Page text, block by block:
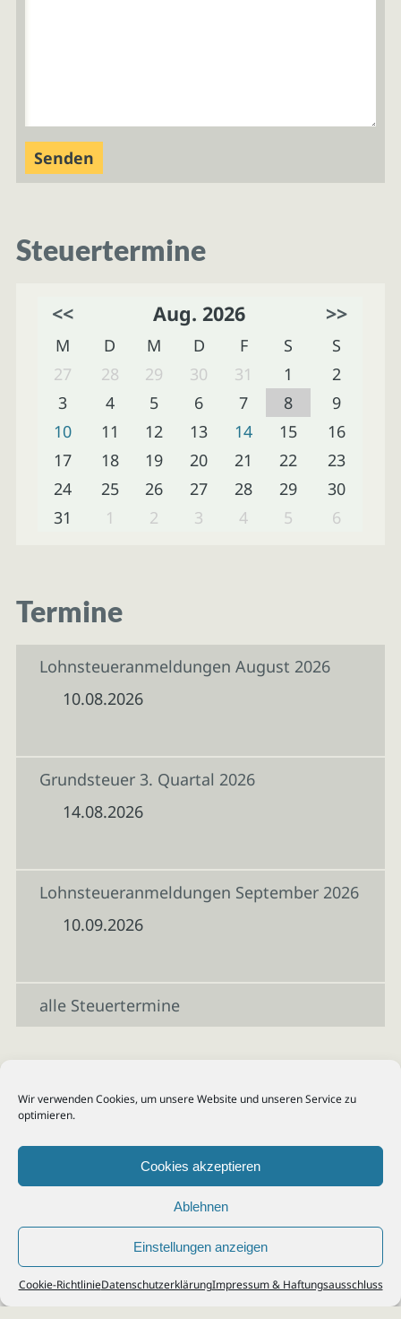
Wir verwenden Cookies, um unsere Website und unseren Service zu
optimieren.
Cookies akzeptieren
Ablehnen
Einstellungen anzeigen
Cookie-RichtlinieDatenschutzerklärungImpressum & Haftungsausschluss
Steuertermine
<< Aug. 2026 >>
M D M D F S
S
27
28 29 30 31 1
2
3
4 5 6 7 8
9
10
11 12 13 14 15
16
17
18 19 20 21 22
23
24
25 26 27 28 29
30
31
1 2 3 4 5 6
Termine
Lohnsteueranmeldungen August 2026
10.08.2026
Grundsteuer 3. Quartal 2026
14.08.2026
Lohnsteueranmeldungen September 2026
10.09.2026
alle Steuertermine
© 2026Steuerberater Kempf, Köln - Steuerberatung Poll, Porz, Deutz, Mülheim,